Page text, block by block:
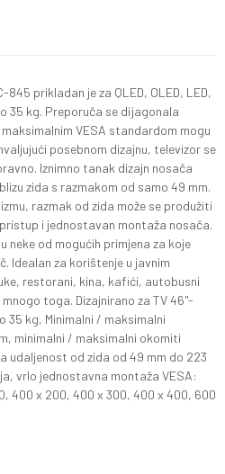
845 prikladan je za QLED, OLED, LED,
35 kg. Preporuča se dijagonala
VESA standardom mogu
posebnom dizajnu, televizor se
Iznimno tanak dizajn nosača
zida s razmakom od samo 49 mm.
razmak od zida može se produžiti
i jednostavan montaža nosača.
neke od mogućih primjena za koje
Idealan za korištenje u javnim
restorani, kina, kafići, autobusni
toga. Dizajnirano za TV 46"-
35 kg, Minimalni / maksimalni
minimalni / maksimalni okomiti
udaljenost od zida od 49 mm do 223
vrlo jednostavna montaža VESA:
400 x 200, 400 x 300, 400 x 400, 600